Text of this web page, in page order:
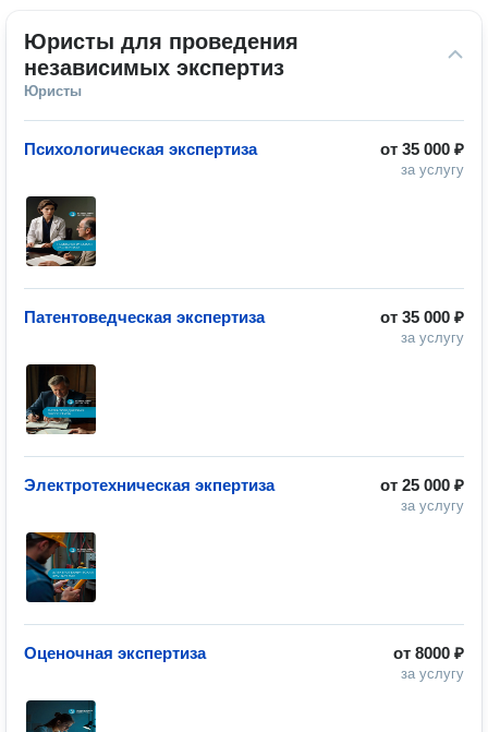
Юристы для проведения
независимых экспертиз
Юристы
от 35 000 ₽
за услугу
Психологическая экспертиза
от 35 000 ₽
за услугу
Патентоведческая экспертиза
от 25 000 ₽
за услугу
Электротехническая экпертиза
от 8000 ₽
за услугу
Оценочная экспертиза